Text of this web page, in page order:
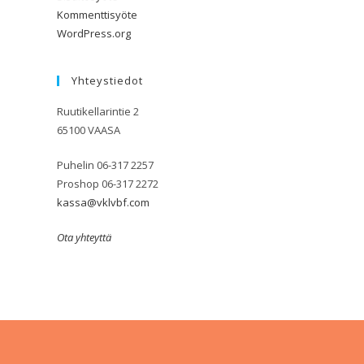
Kommenttisyöte
WordPress.org
Yhteystiedot
Ruutikellarintie 2
65100 VAASA
Puhelin 06-317 2257
Proshop 06-317 2272
kassa@vklvbf.com
Ota yhteyttä